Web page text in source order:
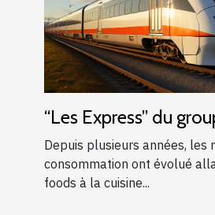
“Les Express” du
Depuis plusieurs années, les
consommation ont évolué
foods à la cuisine...